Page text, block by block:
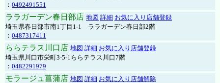
： 0492491551
ララガーデン春日部店 地図 詳細 お気に入り店舗登録
埼玉県春日部市南1丁目1-1 ララガーデン春日部2階
： 0487317411
ららテラス川口店 地図 詳細 お気に入り店舗登録
埼玉県川口市栄町3-5-1ららテラス川口7階
： 0482291979
モラージュ菖蒲店 地図 詳細 お気に入り店舗解除